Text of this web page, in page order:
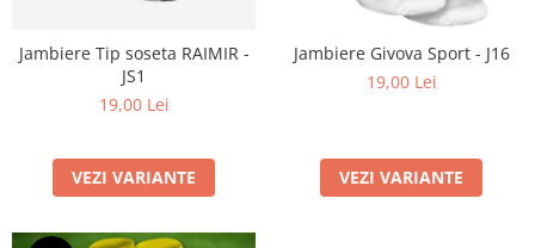
Jambiere Tip soseta RAIMIR -
JS1
19,00 Lei
VEZI VARIANTE
Jambiere Givova Sport - J16
19,00 Lei
VEZI VARIANTE